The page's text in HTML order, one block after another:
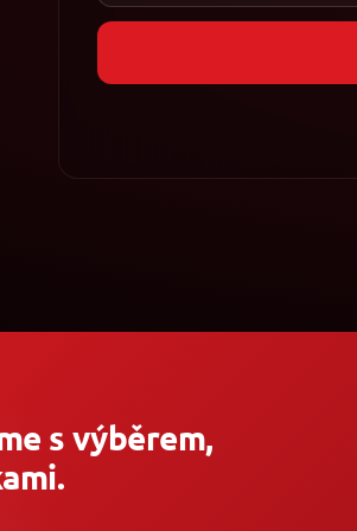
s výběrem,